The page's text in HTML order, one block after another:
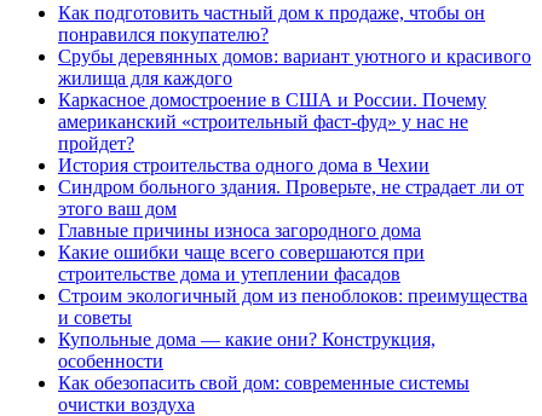
Как подготовить частный дом к продаже, чтобы он
понравился покупателю?
Срубы деревянных домов: вариант уютного и красивого
жилища для каждого
Каркасное домостроение в США и России. Почему
американский «строительный фаст-фуд» у нас не
пройдет?
История строительства одного дома в Чехии
Синдром больного здания. Проверьте, не страдает ли от
этого ваш дом
Главные причины износа загородного дома
Какие ошибки чаще всего совершаются при
строительстве дома и утеплении фасадов
Строим экологичный дом из пеноблоков: преимущества
и советы
Купольные дома — какие они? Конструкция,
особенности
Как обезопасить свой дом: современные системы
очистки воздуха